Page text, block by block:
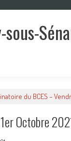
du BCES –
Octobre